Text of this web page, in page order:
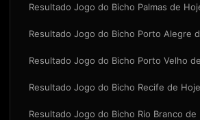
Resultado Jogo do Bicho Palmas de
Resultado Jogo do Bicho Porto Alegre
Resultado Jogo do Bicho Porto Velho
Resultado Jogo do Bicho Recife de Hoje
Resultado Jogo do Bicho Rio Branco de